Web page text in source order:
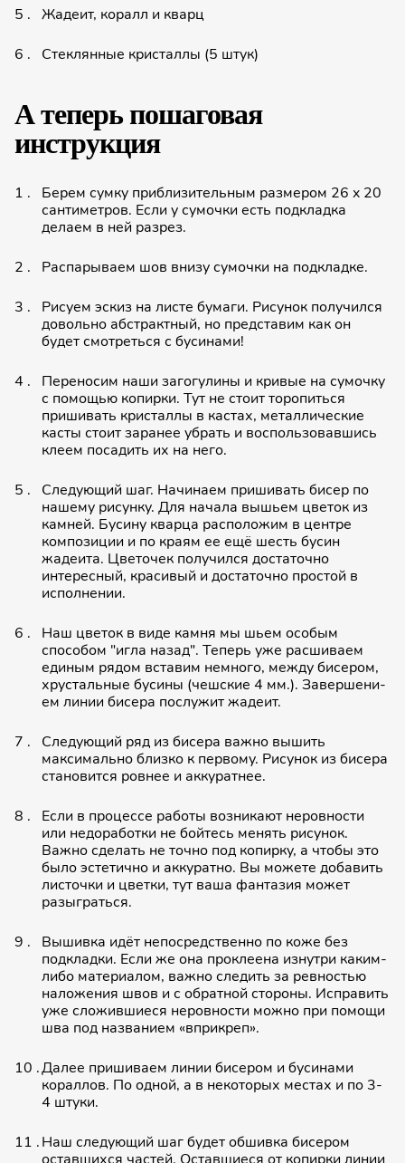
Жадеит, коралл и кварц
Стеклянные кристаллы (5 штук)
А теперь пошаговая
инструкция
Берем сумку приблизи­тельным размером 26 x 20
сантимет­ров. Если у сумочки есть подкладка
делаем в ней разрез.
Распарыва­ем шов внизу сумочки на подкладке.
Рисуем эскиз на листе бумаги. Рисунок получился
довольно абстракт­ный, но представим как он
будет смотреться с бусинами!
Переносим наши загогулины и кривые на сумочку
с помощью копирки. Тут не стоит торопиться
пришивать кристаллы в кастах, металличе­ские
касты стоит заранее убрать и воспользо­вавшись
клеем посадить их на него.
Следующий шаг. Начинаем пришивать бисер по
нашему рисунку. Для начала вышьем цветок из
камней. Бусину кварца расположим в центре
композиции и по краям ее ещё шесть бусин
жадеита. Цветочек получился достаточно
интересный, красивый и достаточно простой в
исполнении.
Наш цветок в виде камня мы шьем особым
способом "игла назад". Теперь уже расшиваем
единым рядом вставим немного, между бисером,
хрусталь­ные бусины (чешские 4 мм.). Завершени­
ем линии бисера послужит жадеит.
Следующий ряд из бисера важно вышить
максималь­но близко к первому. Рисунок из бисера
становится ровнее и аккуратнее.
Если в процессе работы возникают неровности
или недоработ­ки не бойтесь менять рисунок.
Важно сделать не точно под копирку, а чтобы это
было эстетично и аккуратно. Вы можете добавить
листочки и цветки, тут ваша фантазия может
разыграть­ся.
Вышивка идёт непосред­ственно по коже без
подкладки. Если же она проклеена изнутри каким-
либо материалом, важно следить за ревностью
наложения швов и с обратной стороны. Исправить
уже сложившие­ся неровности можно при помощи
шва под названием «вприкреп».
Далее пришиваем линии бисером и бусинами
кораллов. По одной, а в некоторых местах и по 3-
4 штуки.
Наш следующий шаг будет обшивка бисером